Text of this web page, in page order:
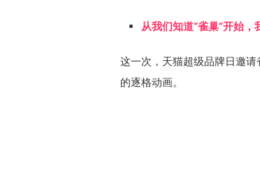
从我们知道“雀巢”开始，
这一次，天猫超级品牌日邀
的逐格动画。